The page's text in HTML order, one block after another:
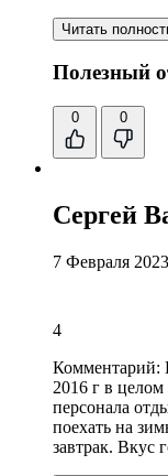
Читать
Полезный
0 0
Сергей
7 Февраля
4
Комментарий:
2016 г в
персонала
поехать на
завтрак. Вкус